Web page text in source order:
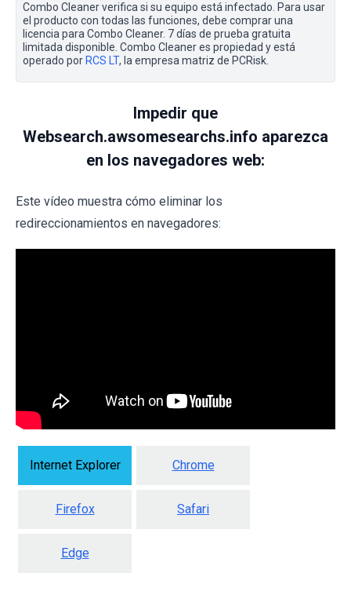
Combo Cleaner verifica si su equipo está infectado. Para usar
el producto con todas las funciones, debe comprar una
licencia para Combo Cleaner. 7 días de prueba gratuita
limitada disponible. Combo Cleaner es propiedad y está
operado por RCS LT, la empresa matriz de PCRisk.
Impedir que
Websearch.awsomesearchs.info aparezca
en los navegadores web:
Este vídeo muestra cómo eliminar los
redireccionamientos en navegadores:
Internet Explorer Chrome
Firefox Safari
Edge